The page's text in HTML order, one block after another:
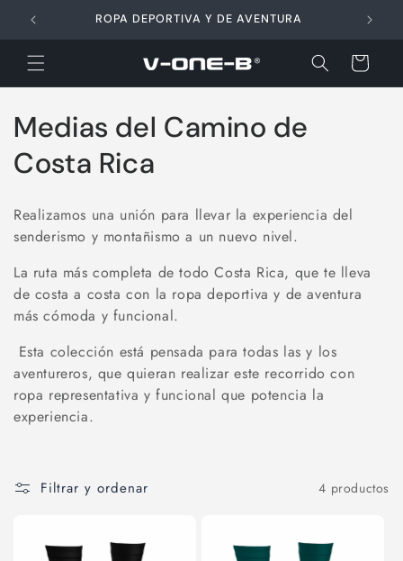
directamente
al contenido
ROPA DEPORTIVA Y DE AVENTURA
Carrito
C
o
e
c
c
ó
n
Medias del Camino de
Costa Rica
Realizamos una unión para llevar la experiencia del
senderismo y montañismo a un nuevo nivel.
La ruta más completa de todo Costa Rica, que te lleva
de costa a costa con la ropa deportiva y de aventura
más cómoda y funcional.
Esta colección está pensada para todas las y los
aventureros, que quieran realizar este recorrido con
ropa representativa y funcional que potencia la
experiencia.
Filtrar y ordenar 4 productos